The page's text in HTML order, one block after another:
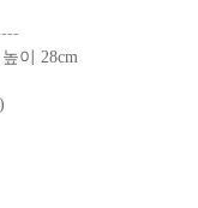
이 28cm